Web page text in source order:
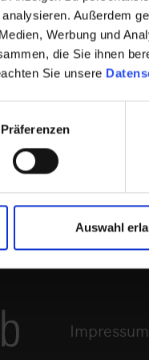
Außerdem
Werbung und
die Sie ihnen
Sie unsere
Präferenzen
Auswahl
durch
gedeckter
haftenden
Impressum